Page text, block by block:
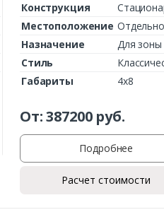
Конструкция
Местоположение
Назначение
Для зоны
Стиль
Габариты
4х8
От:387200руб.
Подробнее
Расчет стоимости